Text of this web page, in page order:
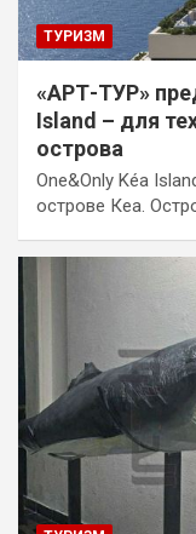
ТУРИЗМ
«АРТ-ТУР»
Island – для
острова
One&Only Kéa
острове Кеа.